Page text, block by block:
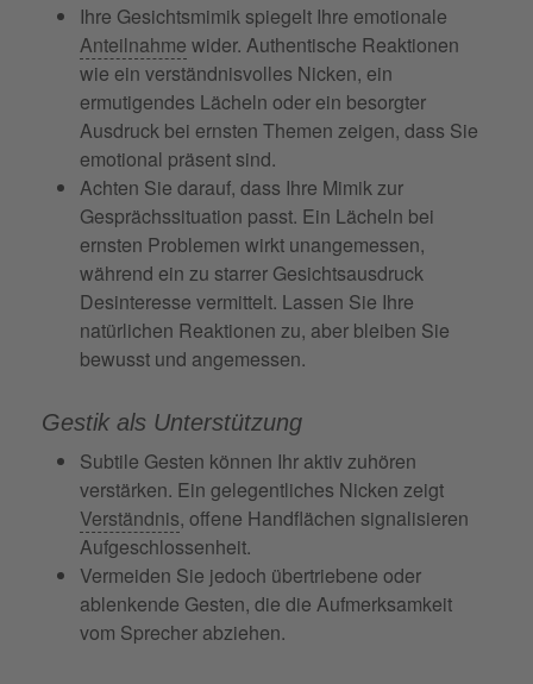
Ihre Gesichtsmimik spiegelt Ihre emotionale
Anteilnahme wider. Authentische Reaktionen
wie ein verständnisvolles Nicken, ein
ermutigendes Lächeln oder ein besorgter
Ausdruck bei ernsten Themen zeigen, dass Sie
emotional präsent sind.
Achten Sie darauf, dass Ihre Mimik zur
Gesprächssituation passt. Ein Lächeln bei
ernsten Problemen wirkt unangemessen,
während ein zu starrer Gesichtsausdruck
Desinteresse vermittelt. Lassen Sie Ihre
natürlichen Reaktionen zu, aber bleiben Sie
bewusst und angemessen.
Gestik als Unterstützung
Subtile Gesten können Ihr aktiv zuhören
verstärken. Ein gelegentliches Nicken zeigt
Verständnis, offene Handflächen signalisieren
Aufgeschlossenheit.
Vermeiden Sie jedoch übertriebene oder
ablenkende Gesten, die die Aufmerksamkeit
vom Sprecher abziehen.